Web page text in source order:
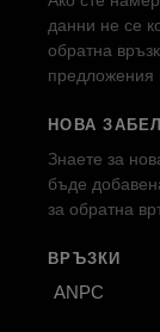
данни не се
обратна
предложения
НОВА
Знаете за
бъде
за обратна
ВРЪЗКИ
ANPC